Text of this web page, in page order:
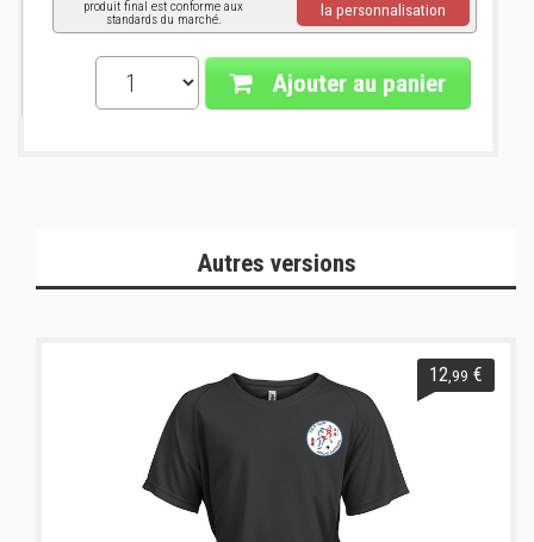
produit final est conforme aux
standards du marché.
la personnalisation
Ajouter au panier
Autres versions
12 ,99 €